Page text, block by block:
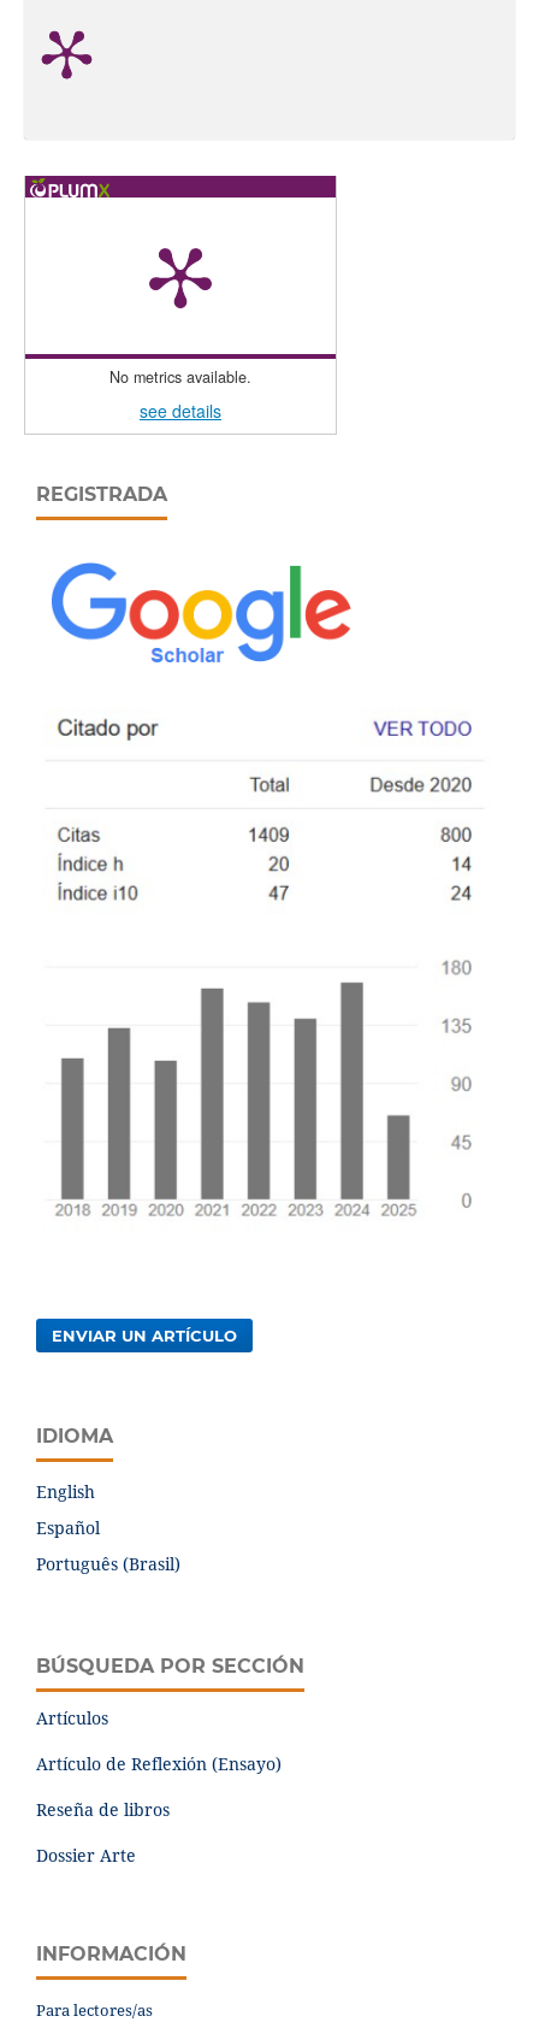
No metrics available.
see details
REGISTRADA
ENVIAR UN ARTÍCULO
IDIOMA
English
Español
Português (Brasil)
BÚSQUEDA POR SECCIÓN
Artículos
Artículo de Reflexión (Ensayo)
Reseña de libros
Dossier Arte
INFORMACIÓN
Para lectores/as